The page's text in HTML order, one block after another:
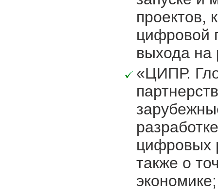
проектов,
цифровой
выхода на
«ЦИПР.
цифровых
также о
экономике;